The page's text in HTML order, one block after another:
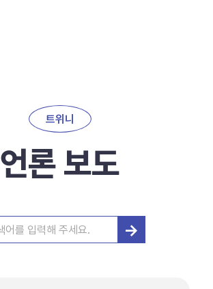
트위니
언론 보도
→